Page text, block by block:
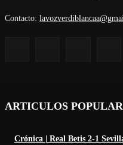
Contacto:
ARTICULOS
Crónica | Real Betis 2-1